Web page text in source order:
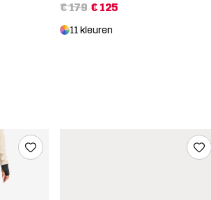
€ 179 € 125
11 kleuren